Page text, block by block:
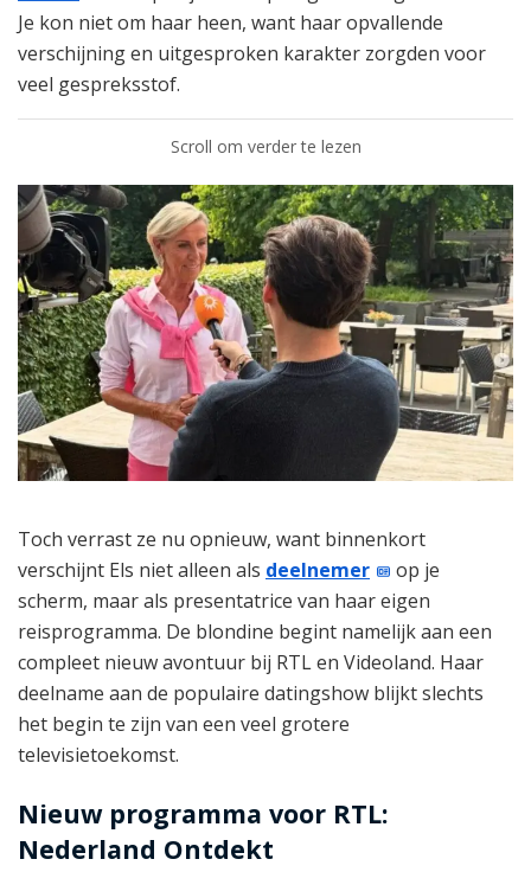
Je kon niet om haar heen, want haar opvallende
verschijning en uitgesproken karakter zorgden voor
veel gespreksstof.
Scroll om verder te lezen
Toch verrast ze nu opnieuw, want binnenkort
verschijnt Els niet alleen als deelnemer
op je
scherm, maar als presentatrice van haar eigen
reisprogramma. De blondine begint namelijk aan een
compleet nieuw avontuur bij RTL en Videoland. Haar
deelname aan de populaire datingshow blijkt slechts
het begin te zijn van een veel grotere
televisietoekomst.
Nieuw programma voor RTL:
Nederland Ontdekt